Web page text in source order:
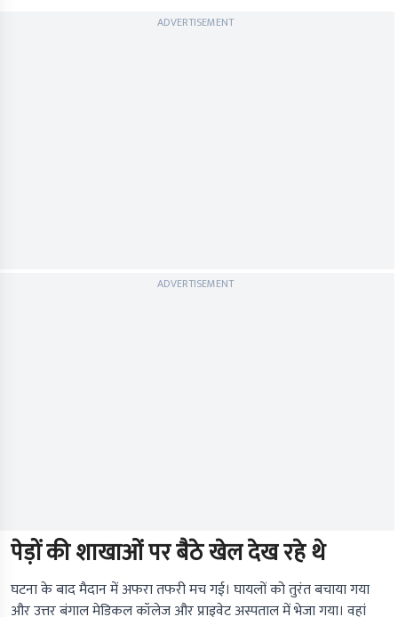
ADVERTISEMENT
ADVERTISEMENT
पेड़ों की शाखाओं पर बैठे खेल देख रहे थे
घटना के बाद मैदान में अफरा तफरी मच गई। घायलों को तुरंत बचाया गया
और उत्तर बंगाल मेडिकल कॉलेज और प्राइवेट अस्पताल में भेजा गया। वहां